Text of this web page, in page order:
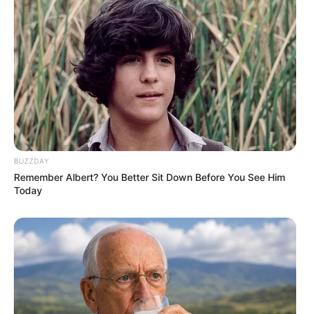
LIHAT ARTIKEL LAINNYA
BUZZDAY
Remember Albert? You Better Sit Down Before You See Him
Today